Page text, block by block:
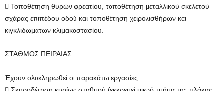
 Τοποθέτηση θυρών φρεατίου, τοποθέτηση μεταλλικού σκελετού
σχάρας επιπέδου οδού και τοποθέτηση χειρολισθήρων και
κιγκλιδωμάτων κλιμακοστασίου.
ΣΤΑΘΜΟΣ ΠΕΙΡΑΙΑΣ
Έχουν ολοκληρωθεί οι παρακάτω εργασίες :
 Σκυροδέτηση κυρίως σταθμού (εκκρεμεί μικρό τμήμα της πλάκας